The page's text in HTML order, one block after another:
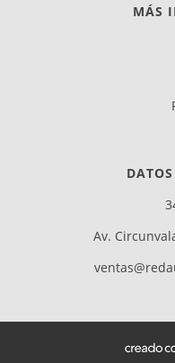
MÁS
Av.